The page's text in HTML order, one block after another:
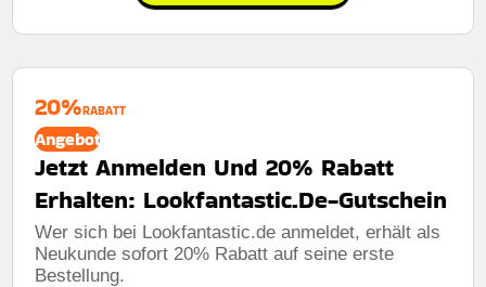
20%RABATT
Angebot
Jetzt Anmelden Und 20% Rabatt
Erhalten: Lookfantastic.De-Gutschein
Wer sich bei Lookfantastic.de anmeldet, erhält als
Neukunde sofort 20% Rabatt auf seine erste
Bestellung.